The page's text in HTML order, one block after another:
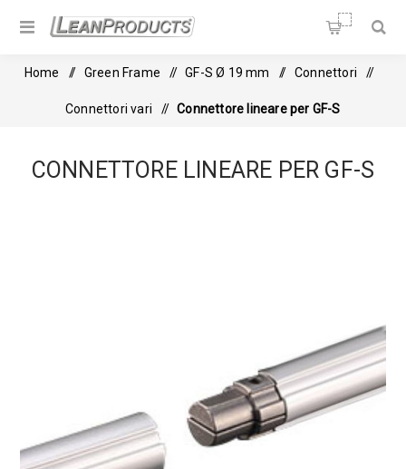
Soluzioni per la Lean
Home / Green Frame / GF-S Ø 19 mm / Connettori /
Connettori vari / Connettore lineare per GF-S
CONNETTORE LINEARE PER GF-S